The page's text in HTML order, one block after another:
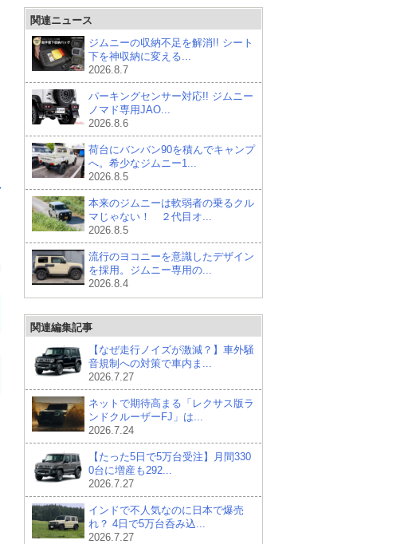
関連ニュース
ジムニーの収納不足を解消!! シート
下を神収納に変える...
2026.8.7
パーキングセンサー対応!! ジムニー
ノマド専用JAO...
2026.8.6
荷台にバンバン90を積んでキャンプ
へ。希少なジムニー1...
2026.8.5
本来のジムニーは軟弱者の乗るクル
マじゃない！ ２代目オ...
2026.8.5
流行のヨコニーを意識したデザイン
を採用。ジムニー専用の...
2026.8.4
関連編集記事
【なぜ走行ノイズが激減？】車外騒
音規制への対策で車内ま...
2026.7.27
ネットで期待高まる「レクサス版ラ
ンドクルーザーFJ」は...
2026.7.24
【たった5日で5万台受注】月間330
0台に増産も292...
2026.7.27
インドで不人気なのに日本で爆売
れ？ 4日で5万台呑み込...
2026.7.27